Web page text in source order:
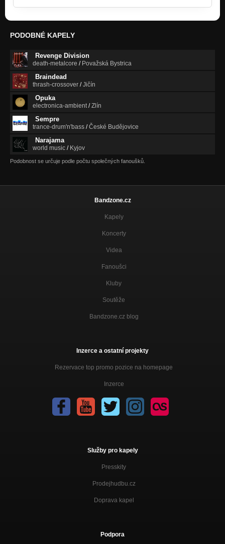
PODOBNÉ KAPELY
Revenge Division
death-metalcore / Považská Bystrica
Braindead
thrash-crossover /Jičín
Opuka
electronica-ambient/Zlín
Sempre
trance-drum'n'bass /České Budějovice
Narajama
world music / Kyjov
Podobnost se určuje podle počtu společných fanoušků.
Bandzone.cz
Kapely
Koncerty
Videa
Fanoušci
Kluby
Soutěže
Bandzone.cz blog
Inzerce a ostatní projekty
Rezervace top promo pozice na homepage
Inzerce
Služby pro kapely
Presskity
Prodejhudbu.cz
Doprava kapel
Podpora